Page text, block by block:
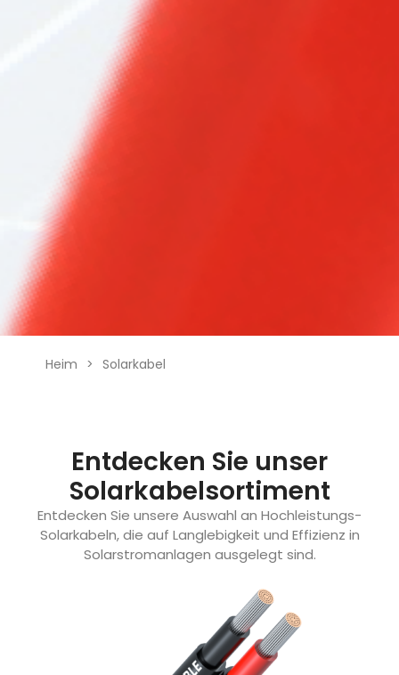
Heim > Solarkabel
Entdecken Sie unser
Solarkabelsortiment
Entdecken Sie unsere Auswahl an Hochleistungs-
Solarkabeln, die auf Langlebigkeit und Effizienz in
Solarstromanlagen ausgelegt sind.